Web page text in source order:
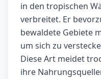
in den tropischen
verbreitet. Er
bewaldete Gebiete
um sich zu
Diese Art meidet
ihre